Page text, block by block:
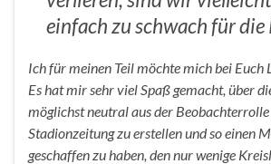
einfach zu schwach für die
Ich für meinen Teil möchte mich bei Euch
Es hat mir sehr viel Spaß gemacht, über
möglichst neutral aus der
Stadionzeitung zu erstellen und so einen
geschaffen zu haben, den nur wenige